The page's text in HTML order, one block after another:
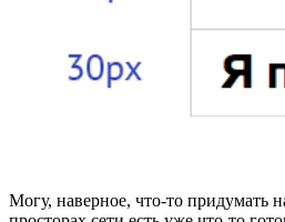
Могу, наверное, что-то придумать